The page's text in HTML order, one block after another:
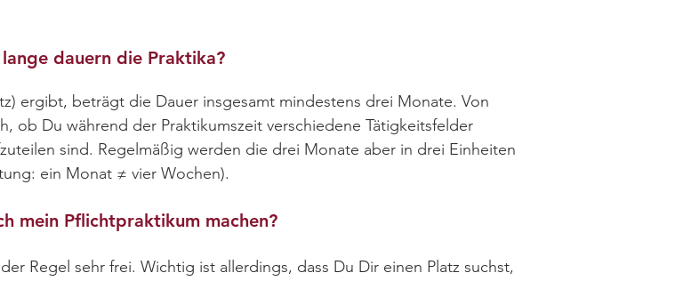
dauern die Praktika?
ergibt, beträgt die Dauer insgesamt mindestens drei Monate. Von
ob Du während der Praktikumszeit verschiedene Tätigkeitsfelder
sind. Regelmäßig werden die drei Monate aber in drei Einheiten
ein Monat ≠ vier Wochen).
mein Pflichtpraktikum machen?
Regel sehr frei. Wichtig ist allerdings, dass Du Dir einen Platz suchst,